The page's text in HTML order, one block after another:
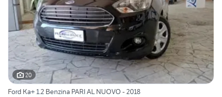
20
Ford Ka+ 1.2 Benzina PARI AL NUOVO - 2018